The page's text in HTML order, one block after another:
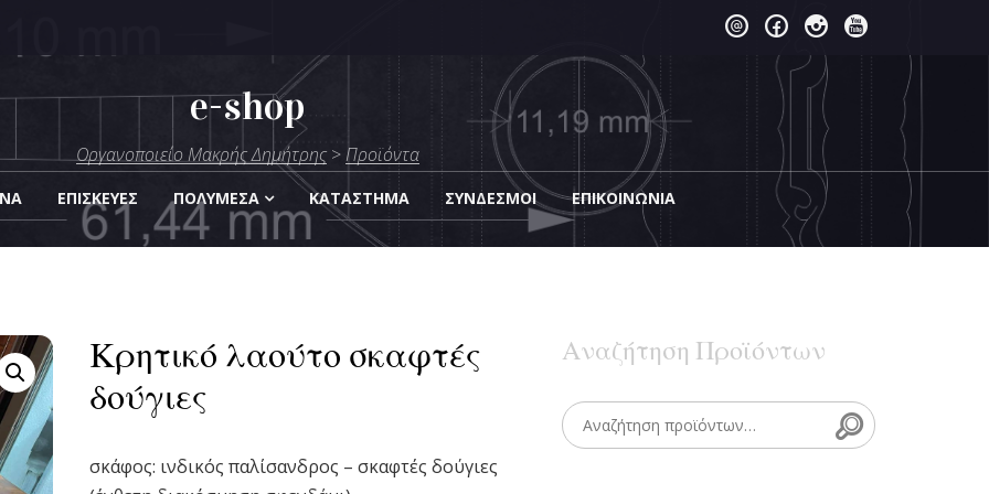
ΕΠΙΣΚΕΎΕΣ ΠΟΛΥΜΈΣΑ KΑΤΆΣΤΗΜΑ ΣΎΝΔΕΣΜΟΙ EΠΙΚΟΙΝΩΝΊΑ
e-shop
Οργανοποιείο Μακρής Δημήτρης>Προϊόντα
Κρητικό λαούτο σκαφτές
δούγιες
σκάφος: ινδικός παλίσανδρος – σκαφτές δούγιες
Αναζήτηση Προϊόντων
Search for: Search